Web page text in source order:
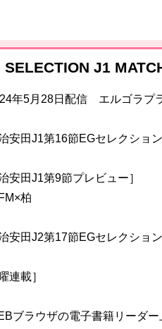
」
ム「気候変動から命を守る ～エ
SELECTION J1
年5月28日配信 エルゴラプ
治安田J1第16節EGセレクション
治安田J1第9節プレビュー］
柏
治安田J2第17節EGセレクション
連載］
ブラウザの電子書籍リーダ